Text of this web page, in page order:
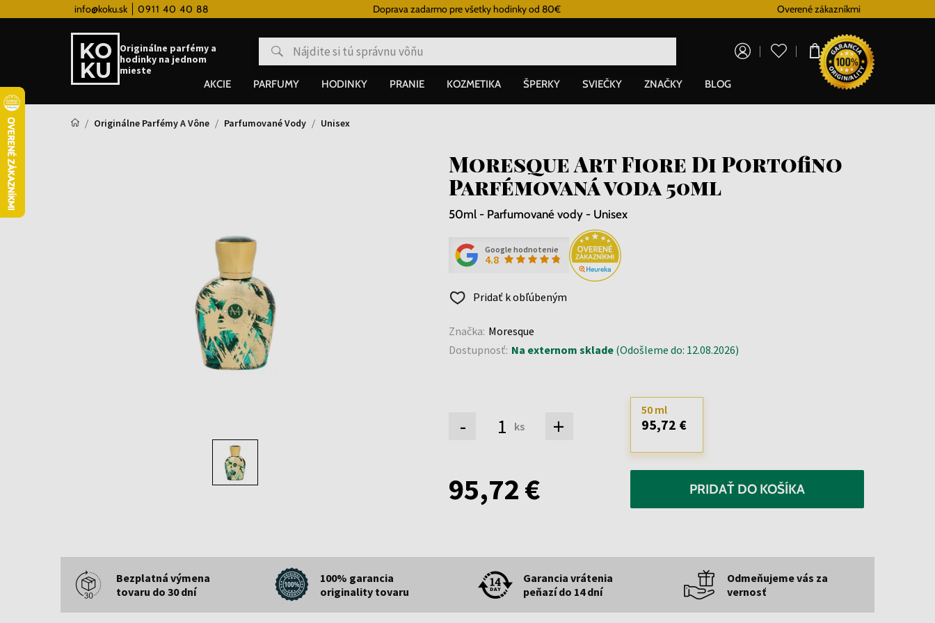
info@koku.sk 0911 40 40 88Vernostný systém Doprava zadarmo pre všetky hodinky od 80€ Overené zákazníkmi
Originálne parfémy a
hodinky na jednom
mieste
0,00 €
AKCIE PARFUMY HODINKY PRANIE KOZMETIKA ŠPERKY SVIEČKY ZNAČKY BLOG
Originálne Parfémy A Vône Parfumované Vody Unisex
Moresque Art Fiore Di Portofino
Parfémovaná voda 50ml
50ml - Parfumované vody - Unisex
Google hodnotenie
4.8
Pridať k obľúbeným
Značka: Moresque
Dostupnosť: Na externom sklade(Odošleme do: 12.08.2026)
- ks +
50 ml
95,72 €
95,72 € PRIDAŤ DO KOŠÍKA
Bezplatná výmena
tovaru do 30 dní
100% garancia
originality tovaru
Garancia vrátenia
peňazí do 14 dní
Odmeňujeme vás za
vernosť